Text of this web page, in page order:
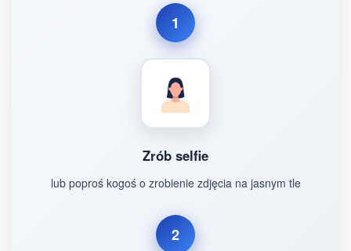
1
Zrób selfie
lub poproś kogoś o zrobienie zdjęcia na jasnym tle
2